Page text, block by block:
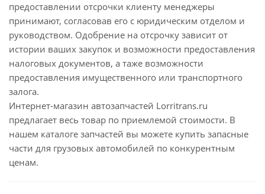
предоставлении отсрочки клиенту менеджеры
принимают, согласовав его с юридическим отделом и
руководством. Одобрение на отсрочку зависит от
истории ваших закупок и возможности предоставления
налоговых документов, а таже возможности
предоставления имущественного или транспортного
залога.
Интернет-магазин автозапчастей Lorritrans.ru
предлагает весь товар по приемлемой стоимости. В
нашем каталоге запчастей вы можете купить запасные
части для грузовых автомобилей по конкурентным
ценам.